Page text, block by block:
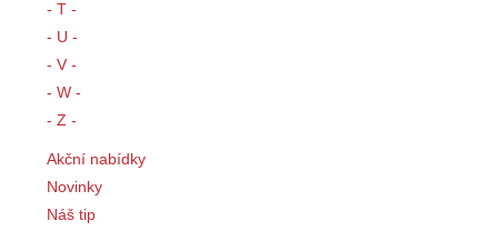
- T -
- U -
- V -
- W -
- Z -
Akční nabídky
Novinky
Náš tip